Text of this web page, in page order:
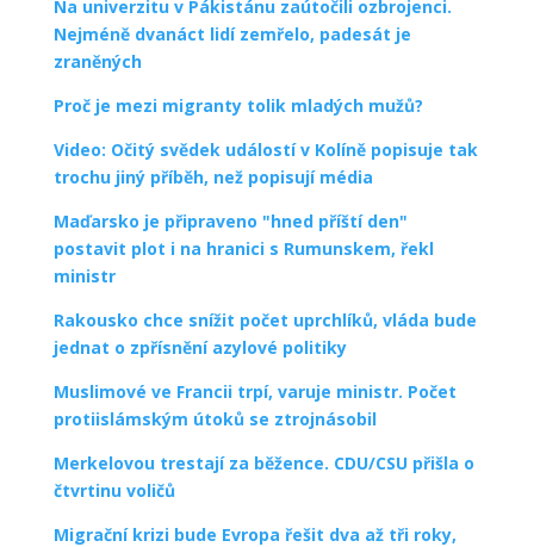
Na univerzitu v Pákistánu zaútočili ozbrojenci.
Nejméně dvanáct lidí zemřelo, padesát je
zraněných
Proč je mezi migranty tolik mladých mužů?
Video: Očitý svědek událostí v Kolíně popisuje tak
trochu jiný příběh, než popisují média
Maďarsko je připraveno "hned příští den"
postavit plot i na hranici s Rumunskem, řekl
ministr
Rakousko chce snížit počet uprchlíků, vláda bude
jednat o zpřísnění azylové politiky
Muslimové ve Francii trpí, varuje ministr. Počet
protiislámským útoků se ztrojnásobil
Merkelovou trestají za běžence. CDU/CSU přišla o
čtvrtinu voličů
Migrační krizi bude Evropa řešit dva až tři roky,